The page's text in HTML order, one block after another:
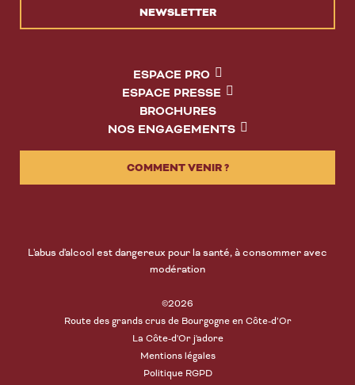
NEWSLETTER
ESPACE PRO
ESPACE PRESSE
BROCHURES
NOS ENGAGEMENTS
COMMENT VENIR ?
L'abus d'alcool est dangereux pour la santé, à consommer avec
modération
©2026
Route des grands crus de Bourgogne en Côte-d’Or
La Côte-d'Or j'adore
Mentions légales
Politique RGPD